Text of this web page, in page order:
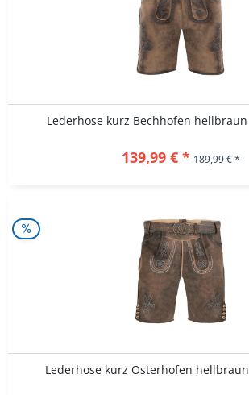
Lederhose kurz Bechhofen
139,99 € * 189,99 € *
Lederhose kurz Osterhofen